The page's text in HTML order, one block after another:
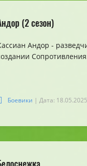
(2 сезон)
Андор -
Боевики | Дата: